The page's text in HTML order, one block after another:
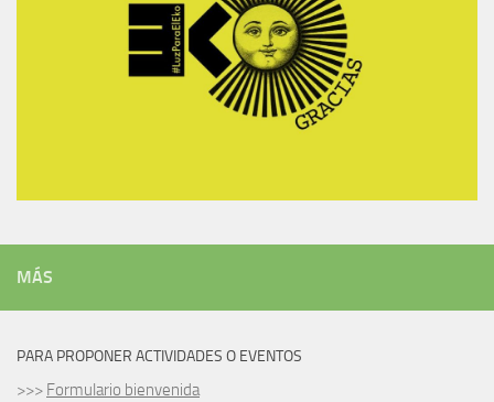
MÁS
PARA PROPONER ACTIVIDADES O EVENTOS
>>> Formulario bienvenida